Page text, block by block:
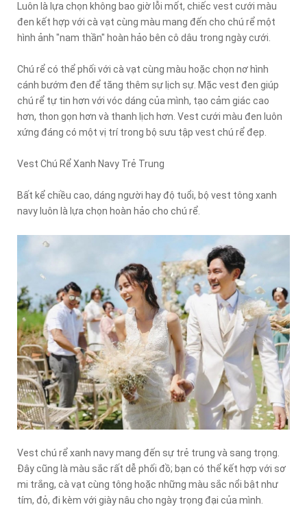
Luôn là lựa chọn không bao giờ lỗi mốt, chiếc vest cưới màu
đen kết hợp với cà vạt cùng màu mang đến cho chú rể một
hình ảnh "nam thần" hoàn hảo bên cô dâu trong ngày cưới.
Chú rể có thể phối với cà vạt cùng màu hoặc chọn nơ hình
cánh bướm đen để tăng thêm sự lịch sự. Mặc vest đen giúp
chú rể tự tin hơn với vóc dáng của mình, tạo cảm giác cao
hơn, thon gọn hơn và thanh lịch hơn. Vest cưới màu đen luôn
xứng đáng có một vị trí trong bộ sưu tập vest chú rể đẹp.
Vest Chú Rể Xanh Navy Trẻ Trung
Bất kể chiều cao, dáng người hay độ tuổi, bộ vest tông xanh
navy luôn là lựa chọn hoàn hảo cho chú rể.
Vest chú rể xanh navy mang đến sự trẻ trung và sang trọng.
Đây cũng là màu sắc rất dễ phối đồ; bạn có thể kết hợp với sơ
mi trắng, cà vạt cùng tông hoặc những màu sắc nổi bật như
tím, đỏ, đi kèm với giày nâu cho ngày trọng đại của mình.